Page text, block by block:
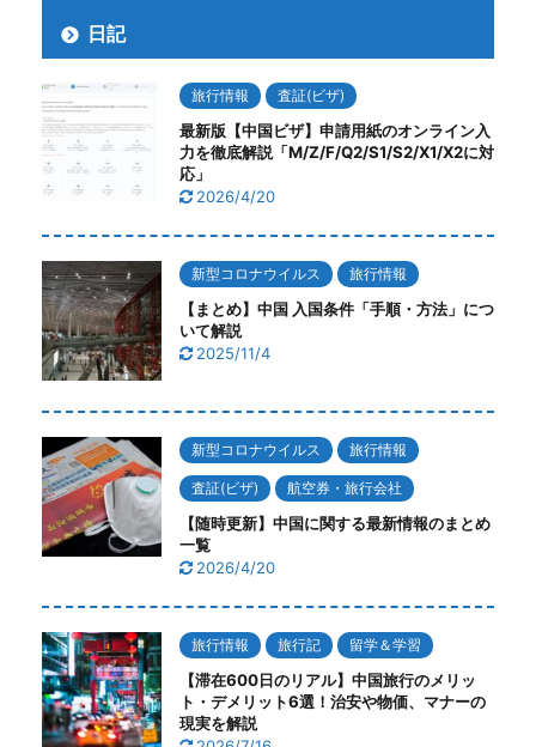
日記
旅行情報 査証(ビザ)
最新版【中国ビザ】申請用紙のオンライン入
力を徹底解説「M/Z/F/Q2/S1/S2/X1/X2に対
応」
2026/4/20
新型コロナウイルス 旅行情報
【まとめ】中国 入国条件「手順・方法」につ
いて解説
2025/11/4
新型コロナウイルス 旅行情報
査証(ビザ) 航空券・旅行会社
【随時更新】中国に関する最新情報のまとめ
一覧
2026/4/20
旅行情報 旅行記 留学＆学習
【滞在600日のリアル】中国旅行のメリッ
ト・デメリット6選！治安や物価、マナーの
現実を解説